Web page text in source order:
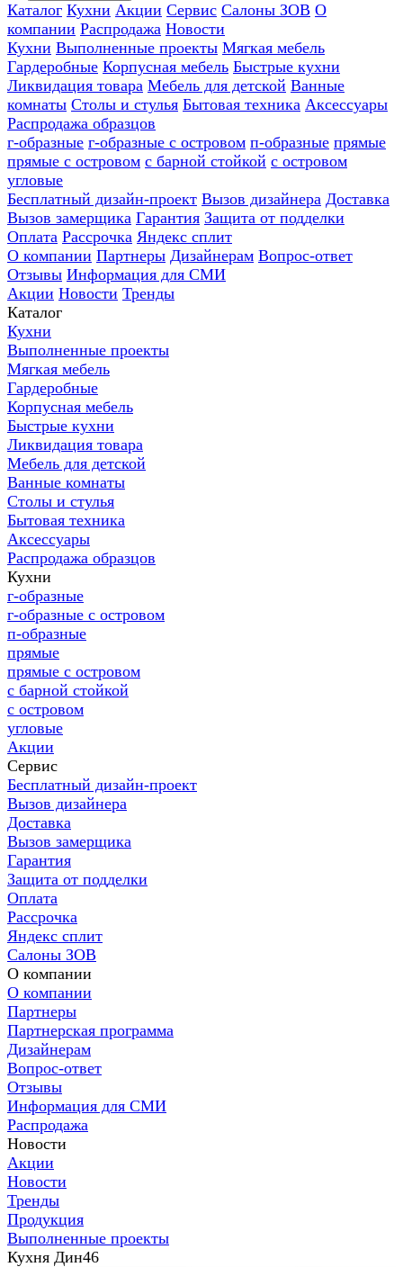
Каталог Кухни Акции Сервис Салоны ЗОВ О
компании Распродажа Новости
Кухни Выполненные проекты Мягкая мебель
Гардеробные Корпусная мебель Быстрые кухни
Ликвидация товара Мебель для детской Ванные
комнаты Столы и стулья Бытовая техника Аксессуары
Распродажа образцов
г-образные г-образные с островом п-образные прямые
прямые с островом с барной стойкой с островом
угловые
Бесплатный дизайн-проект Вызов дизайнера Доставка
Вызов замерщика Гарантия Защита от подделки
Оплата Рассрочка Яндекс сплит
О компании Партнеры Дизайнерам Вопрос-ответ
Отзывы Информация для СМИ
Акции Новости Тренды
Каталог
Кухни
Выполненные проекты
Мягкая мебель
Гардеробные
Корпусная мебель
Быстрые кухни
Ликвидация товара
Мебель для детской
Ванные комнаты
Столы и стулья
Бытовая техника
Аксессуары
Распродажа образцов
Кухни
г-образные
г-образные с островом
п-образные
прямые
прямые с островом
с барной стойкой
с островом
угловые
Акции
Сервис
Бесплатный дизайн-проект
Вызов дизайнера
Доставка
Вызов замерщика
Гарантия
Защита от подделки
Оплата
Рассрочка
Яндекс сплит
Салоны ЗОВ
О компании
О компании
Партнеры
Партнерская программа
Дизайнерам
Вопрос-ответ
Отзывы
Информация для СМИ
Распродажа
Новости
Акции
Новости
Тренды
Продукция
Выполненные проекты
Кухня Дин46